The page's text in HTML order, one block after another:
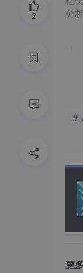
分
确
保
此
学
#
更
2